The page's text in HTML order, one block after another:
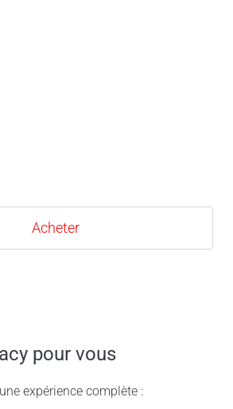
Acheter
pour vous
expérience complète :